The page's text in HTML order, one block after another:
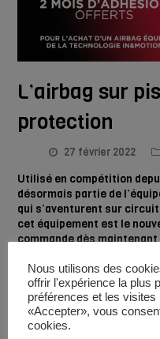
L’airbag sur
protection
27 février 2022
Utilisé en compétition
désormais partie de
qui s’aventurent sur
cet équipement est le
commande dès
En savoir plus
Nous utilisons des
offrir l'expérience la plus
préférences et les
«Accepter», vous
cookies.